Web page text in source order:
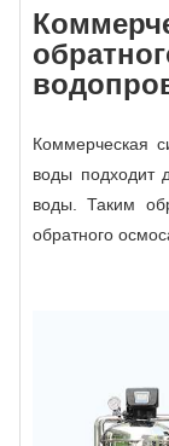
Коммерческая
воды подходит
воды. Таким
обратного